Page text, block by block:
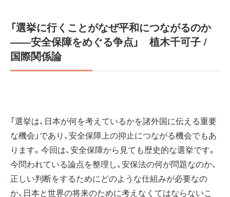
「選挙に行くことがなぜ平和につながるのか
――安全保障をめぐる争点」 植木千可子 /
国際関係論
「選挙は、日本が何を考えているかを諸外国に伝える重要
な機会」であり、安全保障上の抑止につながる機会でもあ
ります。今回は、安全保障から見ても歴史的な選挙です。
今問われている論点を整理し、安保法の何が問題なのか、
正しい判断をするためにどのような仕組みが必要なの
か、日本と世界の将来のために考えなくてはならないこ